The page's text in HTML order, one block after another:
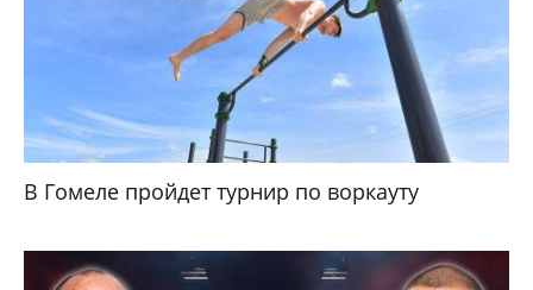
В Гомеле пройдет турнир по воркауту